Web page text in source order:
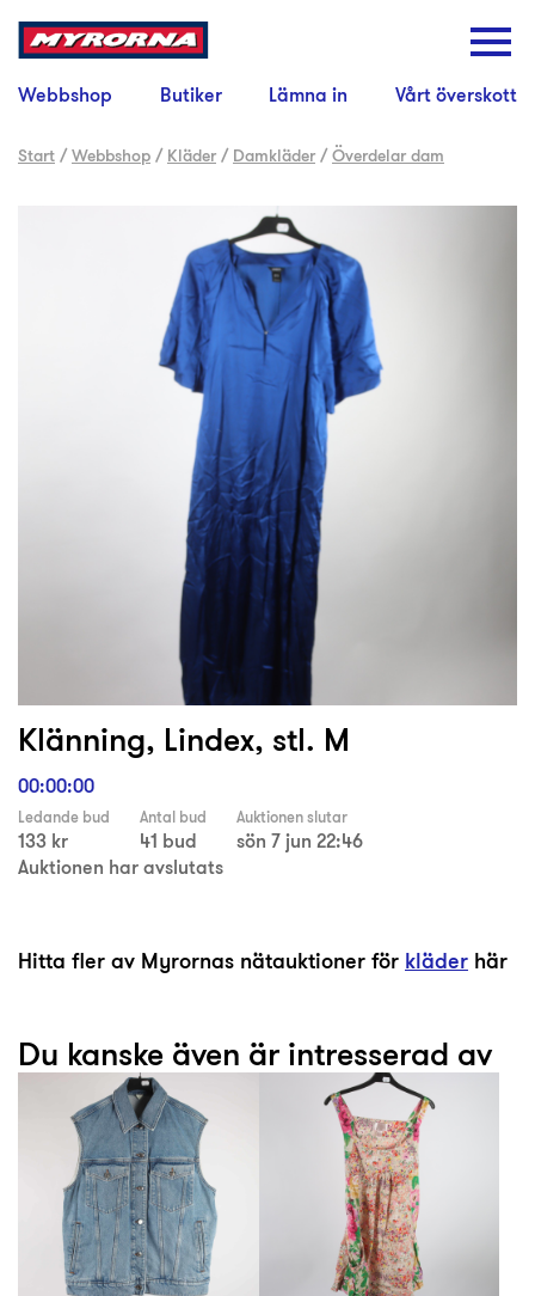
Webbshop Butiker Lämna in Vårt överskott
Start /Webbshop / Kläder / Damkläder /Överdelar dam
Klänning, Lindex, stl. M
00:00:00
Ledande bud
133 kr
Antal bud
41 bud
Auktionen slutar
sön 7 jun 22:46
Auktionen har avslutats
Hitta fler av Myrornas nätauktioner för kläder här
Du kanske även är intresserad av